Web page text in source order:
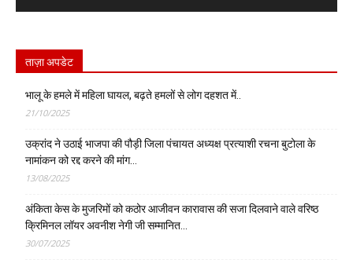
ताज़ा अपडेट
भालू के हमले में महिला घायल, बढ़ते हमलों से लोग दहशत में..
21/10/2025
उक्रांद ने उठाई भाजपा की पौड़ी जिला पंचायत अध्यक्ष प्रत्याशी रचना बुटोला के
नामांकन को रद्द करने की मांग…
13/08/2025
अंकिता केस के मुजरिमों को कठोर आजीवन कारावास की सजा दिलवाने वाले वरिष्ठ
क्रिमिनल लॉयर अवनीश नेगी जी सम्मानित…
30/07/2025